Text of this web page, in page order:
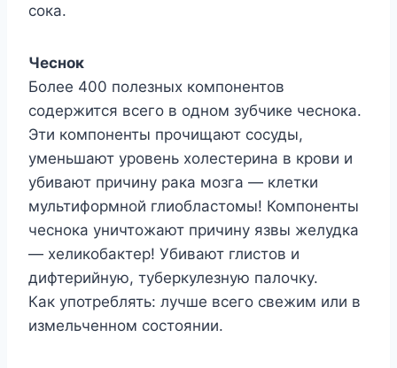
сока.
Чеснок
Более 400 полезных компонентов
содержится всего в одном зубчике чеснока.
Эти компоненты прочищают сосуды,
уменьшают уровень холестерина в крови и
убивают причину рака мозга — клетки
мультиформной глиобластомы! Компоненты
чеснока уничтожают причину язвы желудка
— хеликобактер! Убивают глистов и
дифтерийную, туберкулезную палочку.
Как употреблять: лучше всего свежим или в
измельченном состоянии.